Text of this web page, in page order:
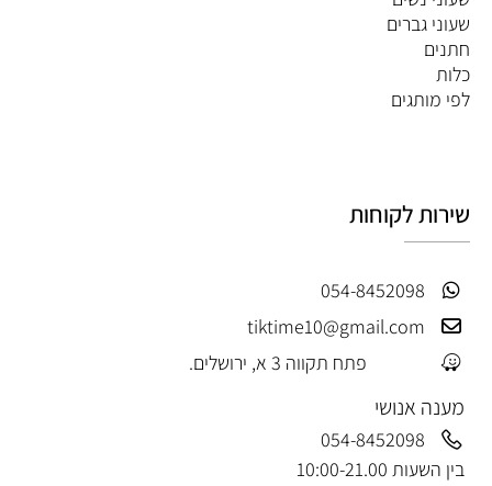
שעוני גברים
חתנים
כלות
לפי מותגים
שירות לקוחות
054-8452098
tiktime10@gmail.com
פתח תקווה 3 א, ירושלים.
מענה אנושי
054-8452098
בין השעות 10:00-21.00